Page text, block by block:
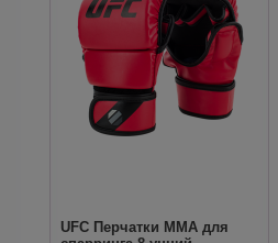
UFC Перчатки MMA для